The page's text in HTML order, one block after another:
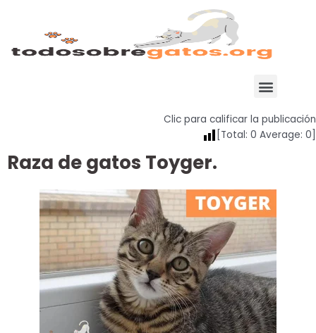
contenido
Menu
Clic para calificar la publicación
[Total: 0 Average: 0
Raza de gatos Toyger.